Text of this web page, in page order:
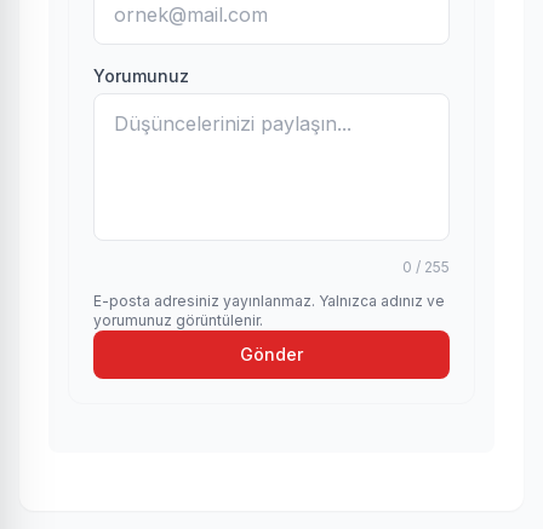
Yorumunuz
0 / 255
E-posta adresiniz yayınlanmaz. Yalnızca adınız ve
yorumunuz görüntülenir.
Gönder